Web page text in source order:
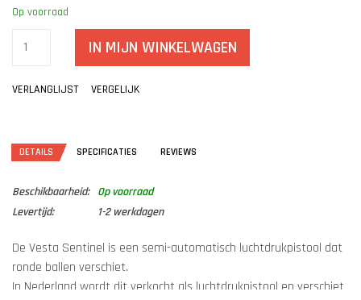
Op voorraad
IN MIJN WINKELWAGEN
VERLANGLIJST VERGELIJK
DETAILS SPECIFICATIES REVIEWS
Beschikbaarheid:
Op voorraad
Levertijd:
1-2 werkdagen
De Vesta Sentinel is een semi-automatisch luchtdrukpistool dat
ronde ballen verschiet.
In Nederland wordt dit verkocht als luchtdrukpistool en verschiet